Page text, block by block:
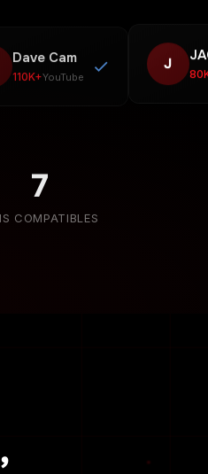
Dave Cam
110K+YouTube
J
7
COMPATIBLES